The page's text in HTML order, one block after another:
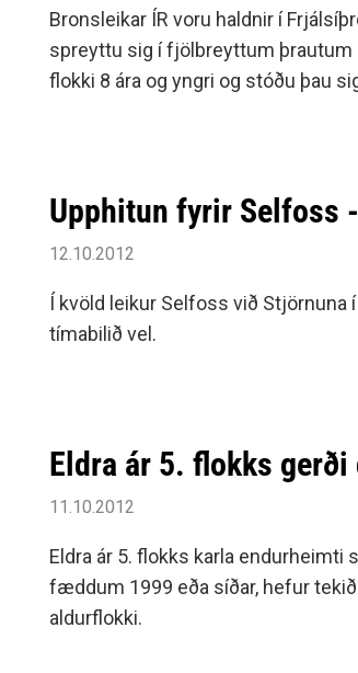
Bronsleikar ÍR voru haldnir í
spreyttu sig í fjölbreyttum
flokki 8 ára og yngri og stóðu þau
Upphitun fyrir Selfoss
12.10.2012
Í kvöld leikur Selfoss við Stjörnuna
tímabilið vel.
Eldra ár 5. flokks
11.10.2012
Eldra ár 5. flokks karla
fæddum 1999 eða síðar, hefur
aldurflokki.